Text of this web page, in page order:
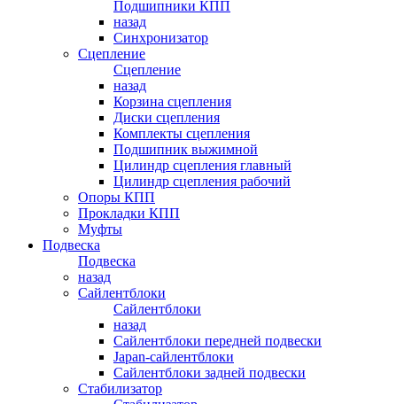
Подшипники КПП
назад
Синхронизатор
Сцепление
Сцепление
назад
Корзина сцепления
Диски сцепления
Комплекты сцепления
Подшипник выжимной
Цилиндр сцепления главный
Цилиндр сцепления рабочий
Опоры КПП
Прокладки КПП
Муфты
Подвеска
Подвеска
назад
Сайлентблоки
Сайлентблоки
назад
Сайлентблоки передней подвески
Japan-сайлентблоки
Сайлентблоки задней подвески
Стабилизатор